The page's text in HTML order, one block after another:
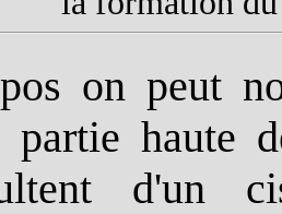
on peut
partie haute
d'un